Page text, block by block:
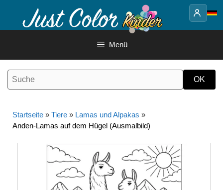
Inhalt
Menü
Startseite » Tiere » Lamas und Alpakas »
Anden-Lamas auf dem Hügel (Ausmalbild)